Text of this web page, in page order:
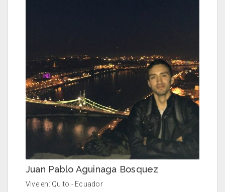
Juan Pablo Aguinaga Bosquez
Vive en: Quito - Ecuador